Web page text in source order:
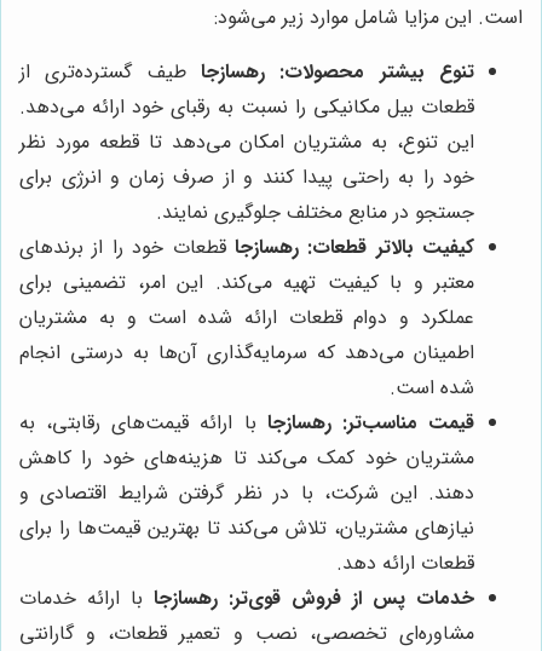
است. این مزایا شامل موارد زیر می‌شود:
تنوع بیشتر محصولات: رهسازجا طیف گسترده‌تری از
قطعات بیل مکانیکی را نسبت به رقبای خود ارائه می‌دهد.
این تنوع، به مشتریان امکان می‌دهد تا قطعه مورد نظر
خود را به راحتی پیدا کنند و از صرف زمان و انرژی برای
جستجو در منابع مختلف جلوگیری نمایند.
کیفیت بالاتر قطعات: رهسازجا قطعات خود را از برندهای
معتبر و با کیفیت تهیه می‌کند. این امر، تضمینی برای
عملکرد و دوام قطعات ارائه شده است و به مشتریان
اطمینان می‌دهد که سرمایه‌گذاری آن‌ها به درستی انجام
شده است.
قیمت مناسب‌تر: رهسازجا با ارائه قیمت‌های رقابتی، به
مشتریان خود کمک می‌کند تا هزینه‌های خود را کاهش
دهند. این شرکت، با در نظر گرفتن شرایط اقتصادی و
نیازهای مشتریان، تلاش می‌کند تا بهترین قیمت‌ها را برای
قطعات ارائه دهد.
خدمات پس از فروش قوی‌تر: رهسازجا با ارائه خدمات
مشاوره‌ای تخصصی، نصب و تعمیر قطعات، و گارانتی